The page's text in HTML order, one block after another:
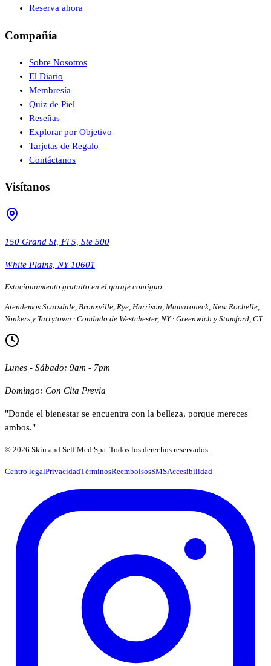
Reserva ahora
Compañía
Sobre Nosotros
El Diario
Membresía
Quiz de Piel
Reseñas
Explorar por Objetivo
Tarjetas de Regalo
Contáctanos
Visítanos
150 Grand St, Fl 5, Ste 500
White Plains, NY 10601
Estacionamiento gratuito en el garaje contiguo
Atendemos Scarsdale, Bronxville, Rye, Harrison, Mamaroneck, New Rochelle,
Yonkers y Tarrytown · Condado de Westchester, NY · Greenwich y Stamford, CT
Lunes - Sábado: 9am - 7pm
Domingo: Con Cita Previa
"Donde el bienestar se encuentra con la belleza, porque mereces
ambos."
© 2026 Skin and Self Med Spa. Todos los derechos reservados.
Centro legalPrivacidadTérminosReembolsosSMSAccesibilidad